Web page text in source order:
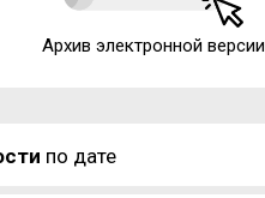
Архив электронной версии
по дате